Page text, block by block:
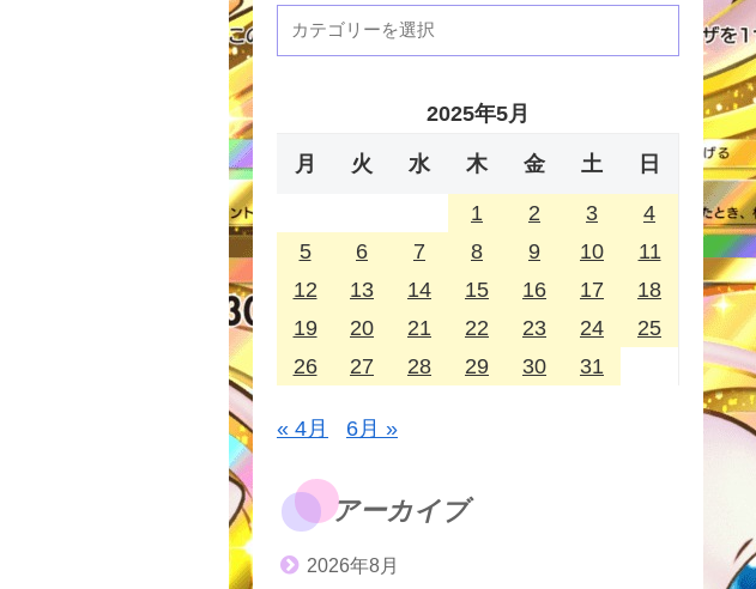
2025年5月
月 火 水 木 金 土 日
1 2 3
4
5
6 7 8 9 10
11
12
13 14 15 16 17
18
19
20 21 22 23 24
25
26
27 28 29 30 31
« 4月 6月 »
アーカイブ
2026年8月